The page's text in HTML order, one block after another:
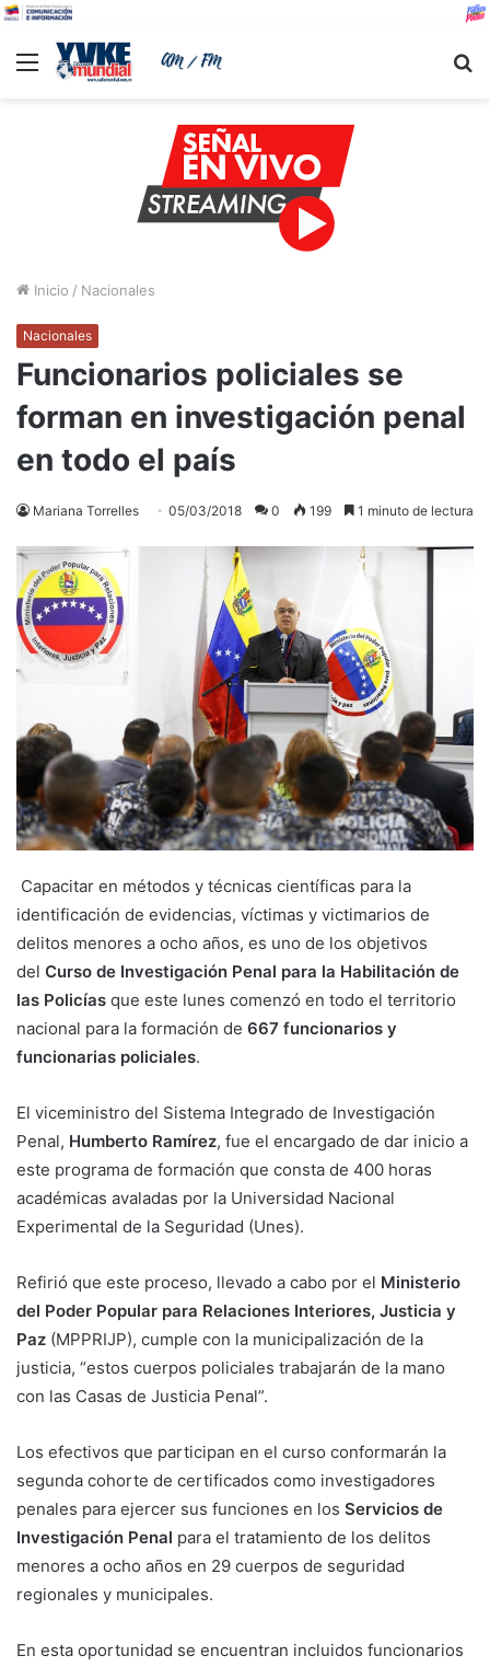
Menu
Inicio / Nacionales
Nacionales
Funcionarios policiales se
forman en investigación penal
en todo el país
Mariana Torrelles 05/03/2018 0 199 1 minuto de lectura
Capacitar en métodos y técnicas científicas para la
identificación de evidencias, víctimas y victimarios de
delitos menores a ocho años, es uno de los objetivos
del Curso de Investigación Penal para la Habilitación de
las Policías que este lunes comenzó en todo el territorio
nacional para la formación de 667 funcionarios y
funcionarias policiales.
El viceministro del Sistema Integrado de Investigación
Penal, Humberto Ramírez, fue el encargado de dar inicio a
este programa de formación que consta de 400 horas
académicas avaladas por la Universidad Nacional
Experimental de la Seguridad (Unes).
Refirió que este proceso, llevado a cabo por el Ministerio
del Poder Popular para Relaciones Interiores, Justicia y
Paz (MPPRIJP), cumple con la municipalización de la
justicia, “estos cuerpos policiales trabajarán de la mano
con las Casas de Justicia Penal”.
Los efectivos que participan en el curso conformarán la
segunda cohorte de certificados como investigadores
penales para ejercer sus funciones en los Servicios de
Investigación Penal para el tratamiento de los delitos
menores a ocho años en 29 cuerpos de seguridad
regionales y municipales.
En esta oportunidad se encuentran incluidos funcionarios